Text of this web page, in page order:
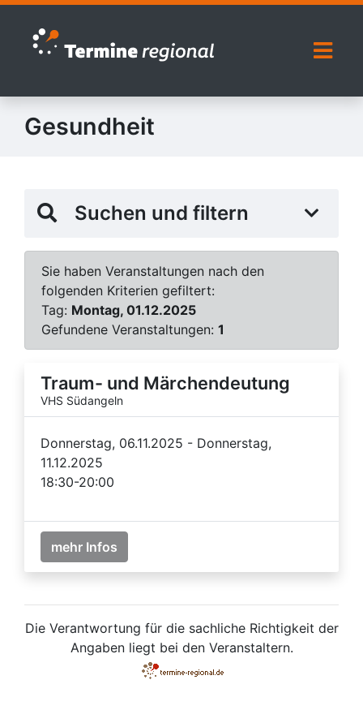
Zur Navigation springen
Zum Inhalt springen
Gesundheit
Suchen und filtern
Sie haben Veranstaltungen nach den
folgenden Kriterien gefiltert:
Tag: Montag, 01.12.2025
Gefundene Veranstaltungen: 1
Traum- und Märchendeutung
VHS Südangeln
Donnerstag, 06.11.2025 - Donnerstag,
11.12.2025
18:30-20:00
mehr Infos
Die Verantwortung für die sachliche Richtigkeit der
Angaben liegt bei den Veranstaltern.